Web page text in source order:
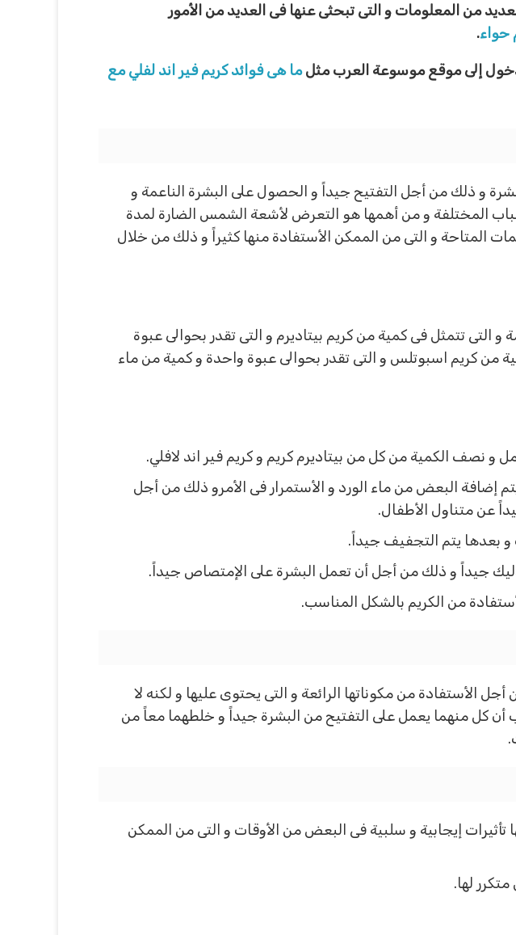
من المعلومات و التى تبحثى عنها فى العديد من الأمور
.
إلى موقع موسوعة العرب مثلما هى فوائد كريم فير اند لفلي مع
و ذلك من أجل التفتيح جيداً و الحصول على البشرة الناعمة و
المختلفة و من أهمها هو التعرض لأشعة الشمس الضارة لمدة
المتاحة و التى من الممكن الأستفادة منها كثيراً و ذلك من خلال
التى تتمثل فى كمية من كريم بيتاديرم و التى تقدر بحوالى عبوة
من كريم اسبوتلس و التى تقدر بحوالى عبوة واحدة و كمية من ماء
نصف الكمية من كل من بيتاديرم كريم و كريم فير اند لافلي.
البعض من ماء الورد و الأستمرار فى الأمرو ذلك من أجل
عن متناول الأطفال.
بعدها يتم التجفيف جيداً.
جيداً و ذلك من أجل أن تعمل البشرة على الإمتصاص جيداً.
من الكريم بالشكل المناسب.
من مكوناتها الرائعة و التى يحتوى عليها و لكنه لا
كل منهما يعمل على التفتيح من البشرة جيداً و خلطهما معاً من
تأثيرات إيجابية و سلبية فى البعض من الأوقات و التى من الممكن
لها.